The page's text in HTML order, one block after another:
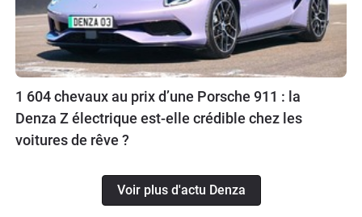
1 604 chevaux au prix d’une Porsche 911 : la
Denza Z électrique est-elle crédible chez les
voitures de rêve ?
Voir plus d'actu Denza